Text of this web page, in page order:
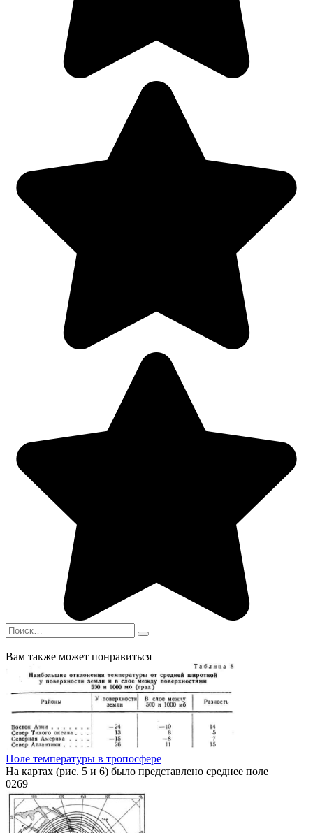
Search
for:
Вам также может понравиться
Поле температуры в тропосфере
На картах (рис. 5 и 6) было представлено среднее поле
0269